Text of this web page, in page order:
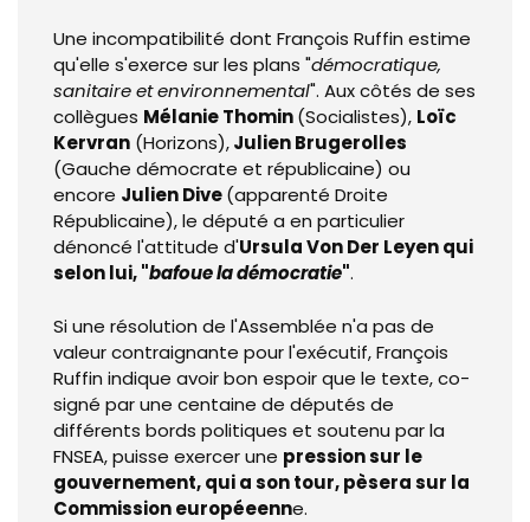
Une incompatibilité dont François Ruffin estime
qu'elle s'exerce sur les plans "démocratique,
sanitaire et environnemental". Aux côtés de ses
collègues Mélanie Thomin(Socialistes), Loïc
Kervran (Horizons),Julien Brugerolles
(Gauche démocrate et républicaine) ou
encore Julien Dive(apparenté Droite
Républicaine), le député a en particulier
dénoncé l'attitude d'Ursula Von Der Leyen qui
selon lui, "bafoue la démocratie".
Si une résolution de l'Assemblée n'a pas de
valeur contraignante pour l'exécutif, François
Ruffin indique avoir bon espoir que le texte, co-
signé par une centaine de députés de
différents bords politiques et soutenu par la
FNSEA, puisse exercer une pression sur le
gouvernement, qui a son tour, pèsera sur la
Commission européeenne.